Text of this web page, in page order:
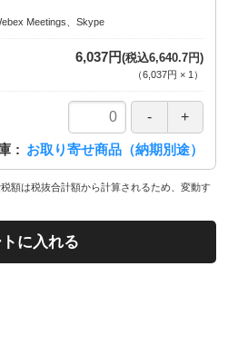
Meetings、Skype
6,037円(税込6,640.7円)
（6,037円 × 1 ）
お取り寄せ商品（納期別途）
額は税抜合計額から計算されるため、変動す
に入れる